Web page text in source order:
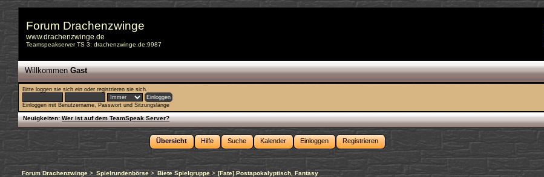
Forum Drachenzwinge
www.drachenzwinge.de
Teamspeakserver TS 3: drachenzwinge.de:9987
WillkommenGast
Bitte loggen sie sich ein oderregistrieren sie sich.
Einloggen mit Benutzername, Passwort und Sitzungslänge
Neuigkeiten: Wer ist auf dem TeamSpeak Server?
Übersicht Hilfe Suche Kalender Einloggen Registrieren
Forum Drachenzwinge > Spielrundenbörse> Biete Spielgruppe> [Fate] Postapokalyptisch, Fantasy